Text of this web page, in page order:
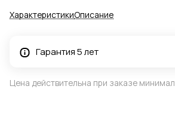
ХарактеристикиОписание
Гарантия 5 лет
Цена действительна при заказе